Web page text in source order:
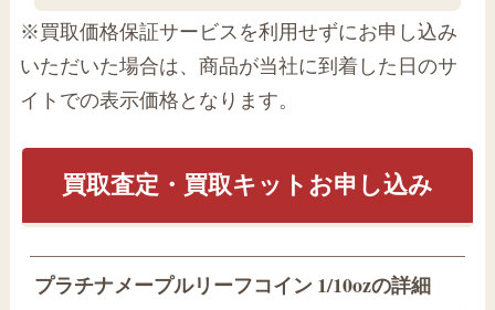
※買取価格保証サービスを利用せずにお申し込み
いただいた場合は、商品が当社に到着した日のサ
イトでの表示価格となります。
買取査定・買取キットお申し込み
プラチナメープルリーフコイン 1/10ozの詳細